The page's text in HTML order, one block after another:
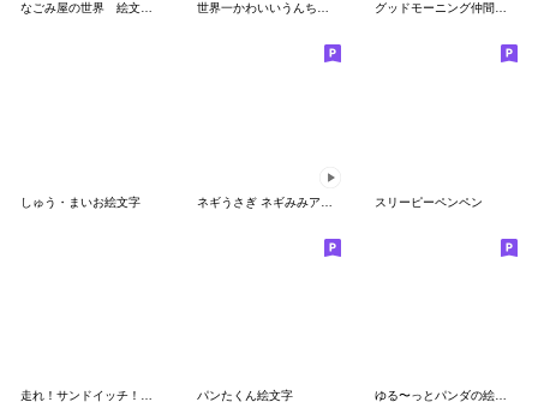
なごみ屋の世界 絵文字２ 世界一かわいいうんちのンチ 絵文字 夏 グッドモーニング仲間たち
しゅう・まいお絵文字 スリーピーペンペン
パンたくん絵文字 ゆる〜っとパンダの絵文字3【夏】